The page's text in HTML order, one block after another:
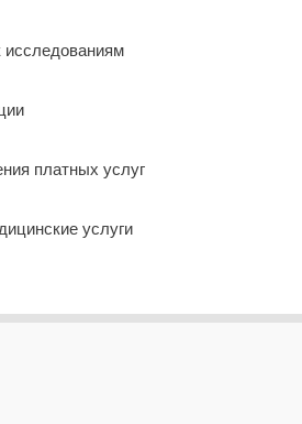
исследованиям
платных услуг
услуги